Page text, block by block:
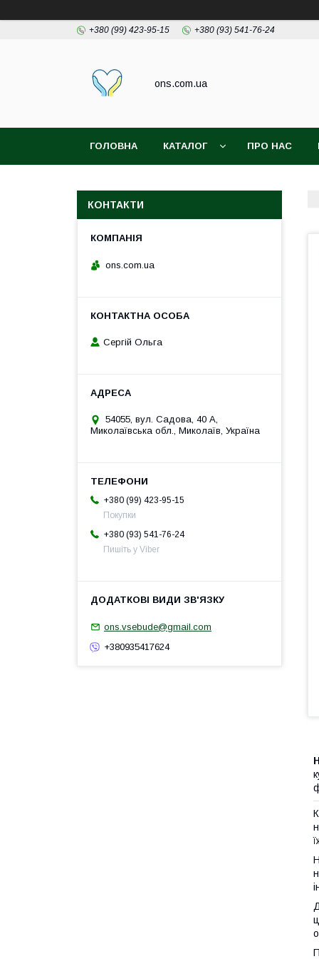
+380 (99) 423-95-15 +380 (93) 541-76-24
ons.com.ua
ГОЛОВНА КАТАЛОГ ПРО НАС
КОНТАКТИ
ons.com.ua
Сергій Ольга
54055, вул. Садова, 40 А,
Миколаївська обл., Миколаїв, Україна
+380 (99) 423-95-15
Покупки
+380 (93) 541-76-24
Пишіть у Viber
ons.vsebude@gmail.com
+380935417624